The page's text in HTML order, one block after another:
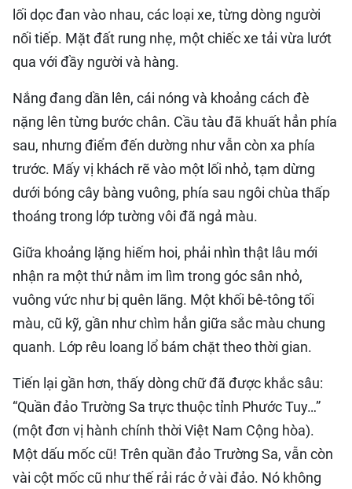
lối dọc đan vào nhau, các loại xe, từng dòng người
nối tiếp. Mặt đất rung nhẹ, một chiếc xe tải vừa lướt
qua với đầy người và hàng.
Nắng đang dần lên, cái nóng và khoảng cách đè
nặng lên từng bước chân. Cầu tàu đã khuất hẳn phía
sau, nhưng điểm đến dường như vẫn còn xa phía
trước. Mấy vị khách rẽ vào một lối nhỏ, tạm dừng
dưới bóng cây bàng vuông, phía sau ngôi chùa thấp
thoáng trong lớp tường vôi đã ngả màu.
Giữa khoảng lặng hiếm hoi, phải nhìn thật lâu mới
nhận ra một thứ nằm im lìm trong góc sân nhỏ,
vuông vức như bị quên lãng. Một khối bê-tông tối
màu, cũ kỹ, gần như chìm hẳn giữa sắc màu chung
quanh. Lớp rêu loang lổ bám chặt theo thời gian.
Tiến lại gần hơn, thấy dòng chữ đã được khắc sâu:
“Quần đảo Trường Sa trực thuộc tỉnh Phước Tuy…”
(một đơn vị hành chính thời Việt Nam Cộng hòa).
Một dấu mốc cũ! Trên quần đảo Trường Sa, vẫn còn
vài cột mốc cũ như thế rải rác ở vài đảo. Nó không